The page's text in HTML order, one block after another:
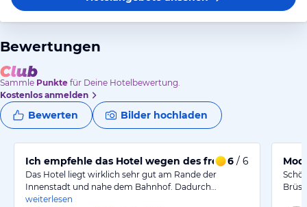
Bewertungen
Sammle Punkte für Deine Hotelbewertung.
Kostenlos anmelden
Bewerten Bilder hochladen
Ich empfehle das Hotel wegen des freundlichen
6 / 6
Das Hotel liegt wirklich sehr gut am Rande der
Innenstadt und nahe dem Bahnhof. Dadurch…
weiterlesen